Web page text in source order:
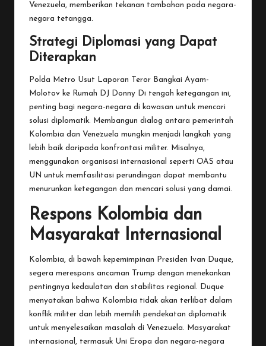
Venezuela, memberikan tekanan tambahan pada negara-
negara tetangga.
Strategi Diplomasi yang Dapat
Diterapkan
Polda Metro Usut Laporan Teror Bangkai Ayam-
Molotov ke Rumah DJ Donny Di tengah ketegangan ini,
penting bagi negara-negara di kawasan untuk mencari
solusi diplomatik. Membangun dialog antara pemerintah
Kolombia dan Venezuela mungkin menjadi langkah yang
lebih baik daripada konfrontasi militer. Misalnya,
menggunakan organisasi internasional seperti OAS atau
UN untuk memfasilitasi perundingan dapat membantu
menurunkan ketegangan dan mencari solusi yang damai.
Respons Kolombia dan
Masyarakat Internasional
Kolombia, di bawah kepemimpinan Presiden Ivan Duque,
segera merespons ancaman Trump dengan menekankan
pentingnya kedaulatan dan stabilitas regional. Duque
menyatakan bahwa Kolombia tidak akan terlibat dalam
konflik militer dan lebih memilih pendekatan diplomatik
untuk menyelesaikan masalah di Venezuela. Masyarakat
internasional, termasuk Uni Eropa dan negara-negara